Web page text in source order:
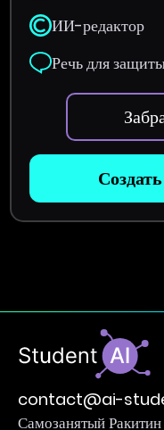
ИИ-редактор
Речь для
contact@ai-
Самозанятый